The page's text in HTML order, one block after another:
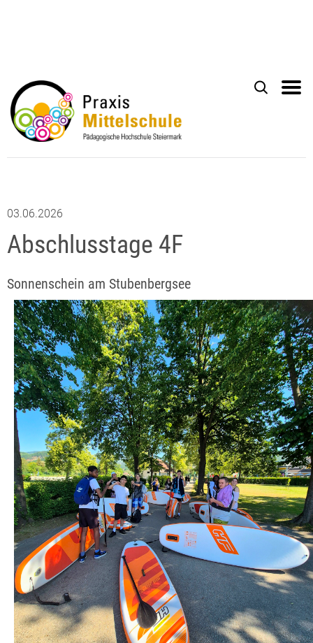
03.06.2026
Abschlusstage 4F
Sonnenschein am Stubenbergsee